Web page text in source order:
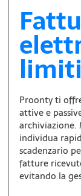
limiti
Proonty ti
attive e
individua
scadenzario
fatture
evitando la